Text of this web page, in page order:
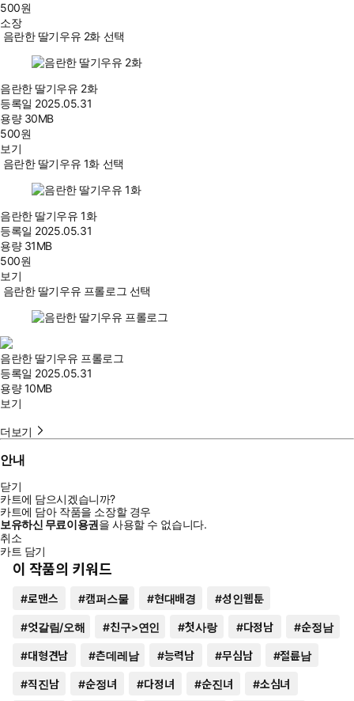
500원
소장
음란한 딸기우유 2화 선택
음란한 딸기우유 2화
등록일 2025.05.31
용량 30MB
500원
보기
음란한 딸기우유 1화 선택
음란한 딸기우유 1화
등록일 2025.05.31
용량 31MB
500원
보기
음란한 딸기우유 프롤로그 선택
음란한 딸기우유 프롤로그
등록일 2025.05.31
용량10MB
보기
더보기
안내
닫기
카트에 담으시겠습니까?
카트에 담아 작품을 소장할 경우
보유하신 무료이용권을 사용할 수 없습니다.
취소
카트 담기
이 작품의 키워드
#로맨스 #캠퍼스물 #현대배경 #성인웹툰
#엇갈림/오해 #친구>연인 #첫사랑 #다정남 #순정남
#대형견남 #츤데레남 #능력남 #무심남 #절륜남
#직진남 #순정녀 #다정녀 #순진녀 #소심녀